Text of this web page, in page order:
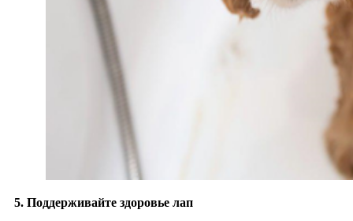
5. Поддерживайте здоровье лап